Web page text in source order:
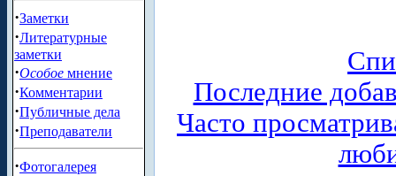
·Заметки
·Литературные
заметки
·Особое мнение
·Комментарии
·Публичные дела
·Преподаватели
·Фотогалерея
Последние
Часто